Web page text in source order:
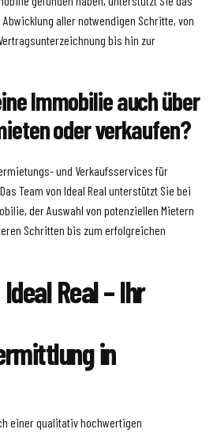
Abwicklung aller notwendigen Schritte, von
bis hin zur
Immobilie auch über
oder verkaufen?
und Verkaufsservices für
Team von Ideal Real unterstützt Sie bei
der Auswahl von potenziellen Mietern
Schritten bis zum erfolgreichen
Real – Ihr
in
einer qualitativ hochwertigen